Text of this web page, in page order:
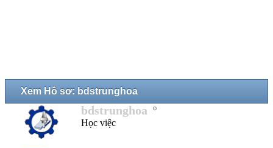
Xem Hồ sơ: bdstrunghoa
bdstrunghoa
Học việc